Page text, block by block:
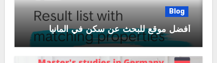
Blog
أفضل موقع للبحث عن سكن في المانيا